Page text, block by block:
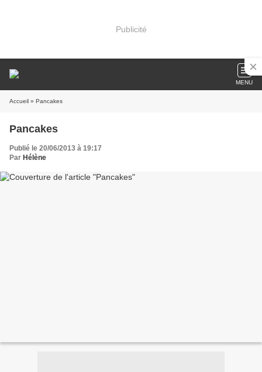
Publicité
MENU
Accueil » Pancakes
Pancakes
Publié le 20/06/2013 à 19:17
Par Hélène